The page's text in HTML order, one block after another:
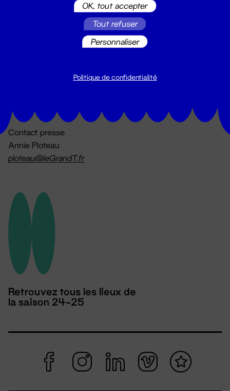
billetterie@leGrandT.fr
Du lundi au vendredi 14h → 18h
Contact presse
Annie Ploteau
ploteau@leGrandT.fr
Retrouvez tous les lieux de
la saison 24-25
OK, tout accepter
Tout refuser
Personnaliser
Politique de confidentialité